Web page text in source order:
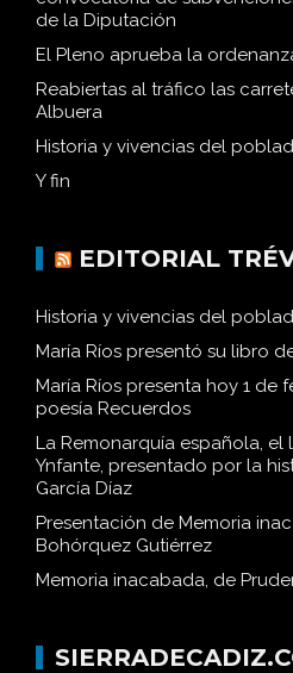
de la Diputación
El Pleno aprueba la
Reabiertas al tráfico las
Albuera
Historia y vivencias del
Y fin
EDITORIAL
Historia y vivencias del
María Ríos presentó su libro
María Ríos presenta hoy 1 de
poesía Recuerdos
La Remonarquía española, el
Ynfante, presentado por la
García Díaz
Presentación de Memoria
Bohórquez Gutiérrez
Memoria inacabada, de